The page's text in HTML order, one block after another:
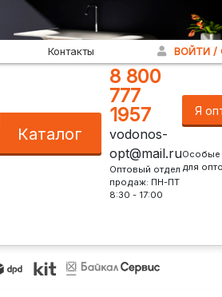
Контакты ВОЙТИ /
Каталог
8 800
777
1957
vodonos-
opt@mail.ru
Оптовый отдел
продаж: ПН-ПТ
8:30 - 17:00
Я
Особые
для